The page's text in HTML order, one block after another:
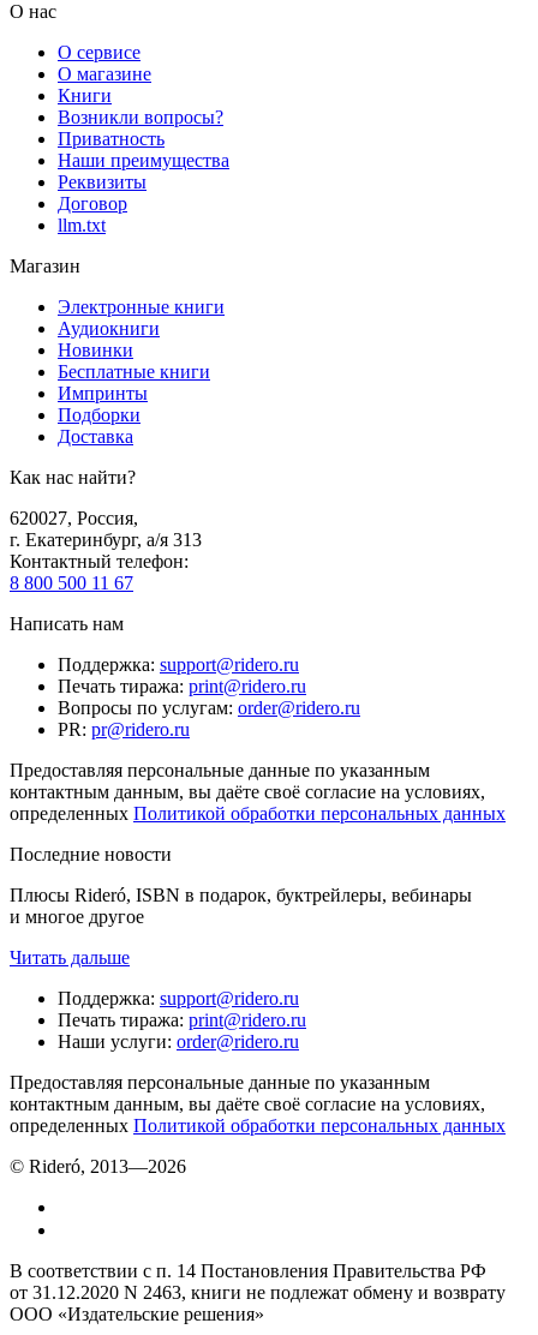
О нас
О сервисе
О магазине
Книги
Возникли вопросы?
Приватность
Наши преимущества
Реквизиты
Договор
llm.txt
Магазин
Электронные книги
Аудиокниги
Новинки
Бесплатные книги
Импринты
Подборки
Доставка
Как нас найти?
620027, Россия,
г. Екатеринбург, а/я 313
Контактный телефон:
8 800 500 11 67
Написать нам
Поддержка: support@ridero.ru
Печать тиража: print@ridero.ru
Вопросы по услугам: order@ridero.ru
PR: pr@ridero.ru
Предоставляя персональные данные по указанным
контактным данным, вы даёте своё согласие на условиях,
определенных Политикой обработки персональных данных
Последние новости
Плюсы Rideró, ISBN в подарок, буктрейлеры, вебинары
и многое другое
Читать дальше
Поддержка: support@ridero.ru
Печать тиража: print@ridero.ru
Наши услуги: order@ridero.ru
Предоставляя персональные данные по указанным
контактным данным, вы даёте своё согласие на условиях,
определенных Политикой обработки персональных данных
© Rideró, 2013—2026
В соответствии с п. 14 Постановления Правительства РФ
от 31.12.2020 N 2463, книги не подлежат обмену и возврату
ООО «Издательские решения»